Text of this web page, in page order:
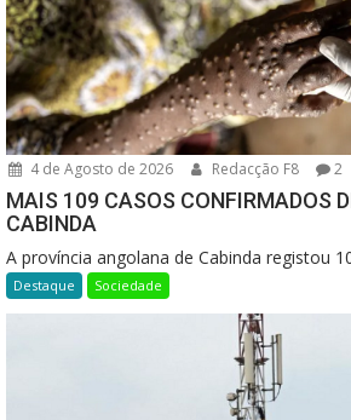
4 de Agosto de 2026 Redacção F8 2
MAIS 109 CASOS CONFIRMADOS
CABINDA
A província angolana de Cabinda registou
Destaque Sociedade